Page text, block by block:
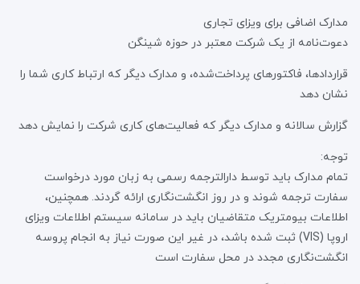
مدارک اضافی برای ویزای تجاری
دعوت‌نامه از یک شرکت معتبر در حوزه شینگن
قراردادها، فاکتورهای پرداخت‌شده، و مدارک دیگر که ارتباط کاری شما را
نشان دهد
گزارش سالانه و مدارک دیگر که فعالیت‌های کاری شرکت را نمایش دهد
توجه:
تمام مدارک باید توسط دارالترجمه رسمی به زبان مورد درخواست
سفارت ترجمه شوند و در روز انگشت‌نگاری ارائه گردند. همچنین،
اطلاعات بیومتریک متقاضیان باید در سامانه سیستم اطلاعات ویزای
اروپا (VIS) ثبت شده باشد، در غیر این صورت نیاز به انجام پروسه
انگشت‌نگاری مجدد در محل سفارت است